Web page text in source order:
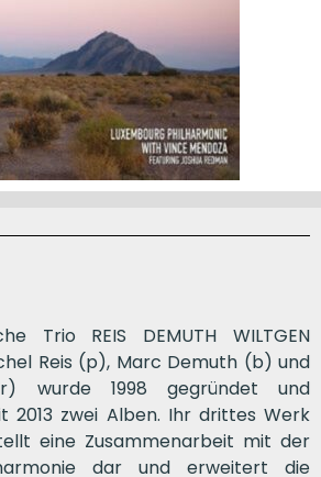
Trio REIS DEMUTH WILTGEN
Reis (p), Marc Demuth (b) und
wurde 1998 gegründet und
2013 zwei Alben. Ihr drittes Werk
eine Zusammenarbeit mit der
dar und erweitert die